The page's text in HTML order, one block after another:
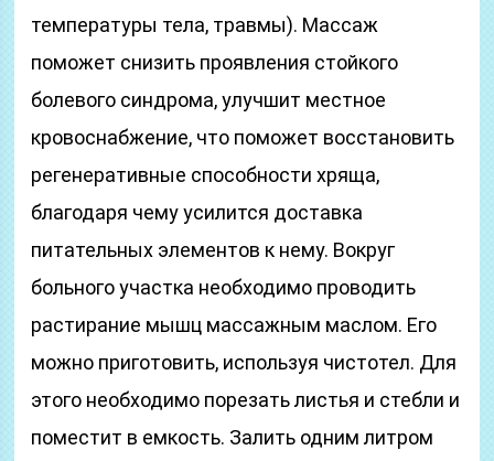
температуры тела, травмы). Массаж
поможет снизить проявления стойкого
болевого синдрома, улучшит местное
кровоснабжение, что поможет восстановить
регенеративные способности хряща,
благодаря чему усилится доставка
питательных элементов к нему. Вокруг
больного участка необходимо проводить
растирание мышц массажным маслом. Его
можно приготовить, используя чистотел. Для
этого необходимо порезать листья и стебли и
поместит в емкость. Залить одним литром